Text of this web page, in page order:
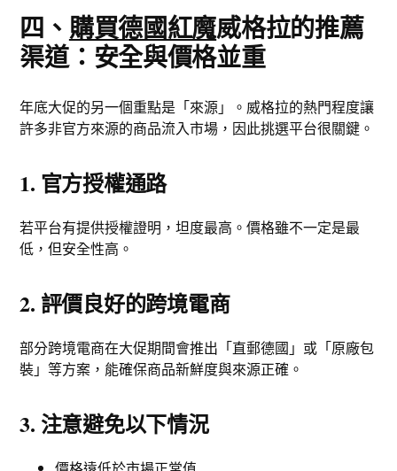
四、購買德國紅魔威格拉的推薦
渠道：安全與價格並重
年底大促的另一個重點是「來源」。威格拉的熱門程度讓
許多非官方來源的商品流入市場，因此挑選平台很關鍵。
1. 官方授權通路
若平台有提供授權證明，坦度最高。價格雖不一定是最
低，但安全性高。
2. 評價良好的跨境電商
部分跨境電商在大促期間會推出「直郵德國」或「原廠包
裝」等方案，能確保商品新鮮度與來源正確。
3. 注意避免以下情況